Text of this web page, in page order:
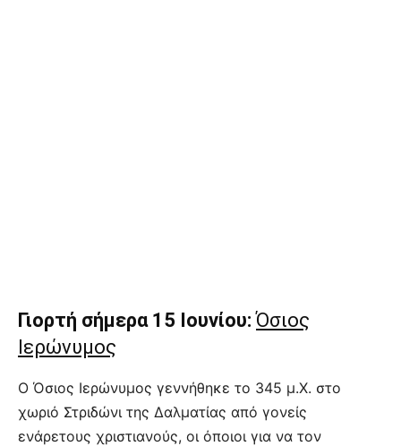
Γιορτή σήμερα 15 Ιουνίου: Όσιος
Ιερώνυμος
Ο Όσιος Ιερώνυμος γεννήθηκε το 345 μ.Χ. στο
χωριό Στριδώνι της Δαλματίας από γονείς
ενάρετους χριστιανούς, οι όποιοι για να τον